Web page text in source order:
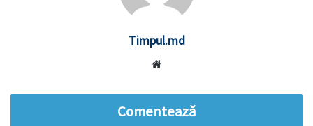
Timpul.md
Comentează